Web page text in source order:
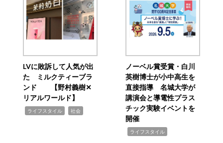
LVに敗訴して人気が出
た ミルクティーブラ
ンド 【野村義樹✕
リアルワールド】
ライフスタイル 社会
ノーベル賞受賞・白川
英樹博士が小中高生を
直接指導 名城大学が
講演会と導電性プラス
チック実験イベントを
開催
ライフスタイル